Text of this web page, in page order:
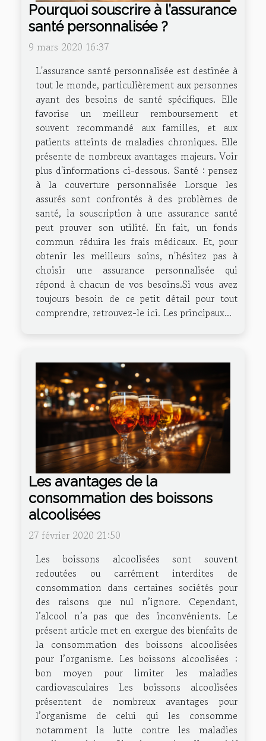
Pourquoi souscrire à l’assurance
santé personnalisée ?
9 mars 2020 16:37
L'assurance santé personnalisée est destinée à
tout le monde, particulièrement aux personnes
ayant des besoins de santé spécifiques. Elle
favorise un meilleur remboursement et
souvent recommandé aux familles, et aux
patients atteints de maladies chroniques. Elle
présente de nombreux avantages majeurs. Voir
plus d'informations ci-dessous. Santé : pensez
à la couverture personnalisée Lorsque les
assurés sont confrontés à des problèmes de
santé, la souscription à une assurance santé
peut prouver son utilité. En fait, un fonds
commun réduira les frais médicaux. Et, pour
obtenir les meilleurs soins, n'hésitez pas à
choisir une assurance personnalisée qui
répond à chacun de vos besoins.Si vous avez
toujours besoin de ce petit détail pour tout
comprendre, retrouvez-le ici. Les principaux...
Les avantages de la
consommation des boissons
alcoolisées
27 février 2020 21:50
Les boissons alcoolisées sont souvent
redoutées ou carrément interdites de
consommation dans certaines sociétés pour
des raisons que nul n’ignore. Cependant,
l’alcool n’a pas que des inconvénients. Le
présent article met en exergue des bienfaits de
la consommation des boissons alcoolisées
pour l’organisme. Les boissons alcoolisées :
bon moyen pour limiter les maladies
cardiovasculaires Les boissons alcoolisées
présentent de nombreux avantages pour
l’organisme de celui qui les consomme
notamment la lutte contre les maladies